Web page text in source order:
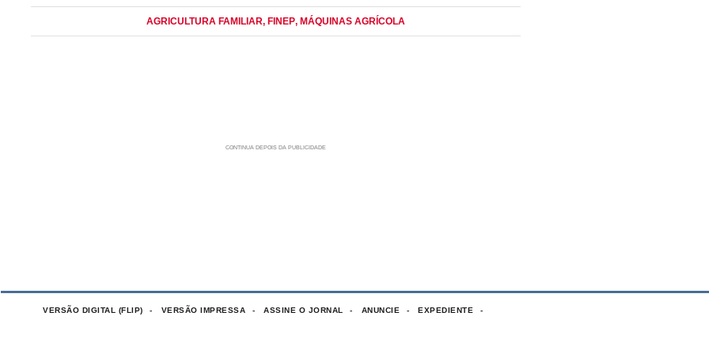
AGRICULTURA FAMILIAR, FINEP, MÁQUINAS AGRÍCOLA
VERSÃO DIGITAL (FLIP) VERSÃO IMPRESSA ASSINE O JORNAL ANUNCIE EXPEDIENTE